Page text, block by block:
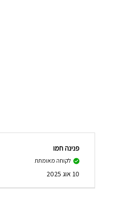
פנינה חמו
לקוחה מאומתת
10 אוג 2025